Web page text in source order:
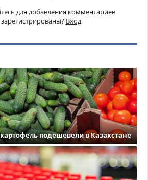
для добавления комментариев
Вход
подешевели в Казахстане